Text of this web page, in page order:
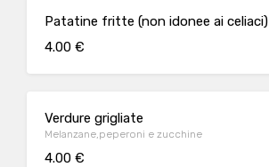
Patatine fritte (non idonee ai celiaci)
4.00 €
Verdure grigliate
Melanzane,peperoni e zucchine
4.00 €